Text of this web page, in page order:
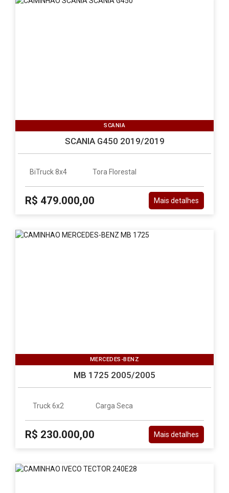
SCANIA
SCANIA G450 2019/2019
BiTruck 8x4 Tora Florestal
R$ 479.000,00 Mais detalhes
MERCEDES-BENZ
MB 1725 2005/2005
Truck 6x2 Carga Seca
R$ 230.000,00 Mais detalhes